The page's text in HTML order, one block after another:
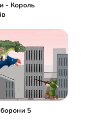
- Король
5